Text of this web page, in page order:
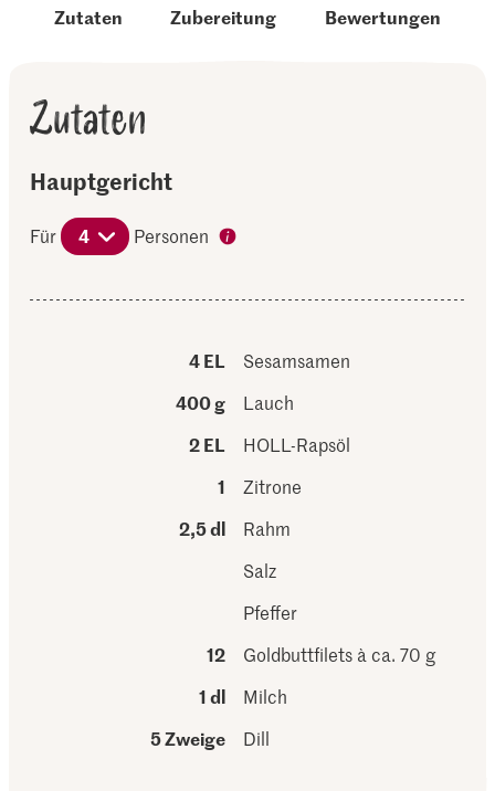
Zutaten Zubereitung Bewertungen
Zutaten
Hauptgericht
Für 4 Personen
4 EL
Sesamsamen
400 g
Lauch
2 EL
HOLL-Rapsöl
1
Zitrone
2,5 dl
Rahm
Salz
Pfeffer
12
Goldbuttfilets à ca. 70 g
1 dl
Milch
5 Zweige
Dill